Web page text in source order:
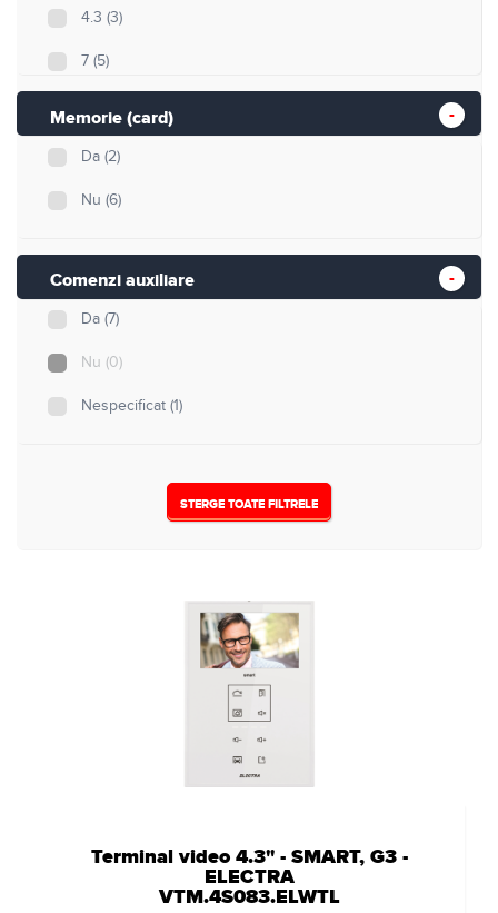
4.3 (3)
7 (5)
Memorie (card)
Da (2)
Nu (6)
Comenzi auxiliare
Da (7)
Nu (0)
Nespecificat (1)
STERGE TOATE FILTRELE
Terminal video 4.3" - SMART, G3 -
ELECTRA
VTM.4S083.ELWTL